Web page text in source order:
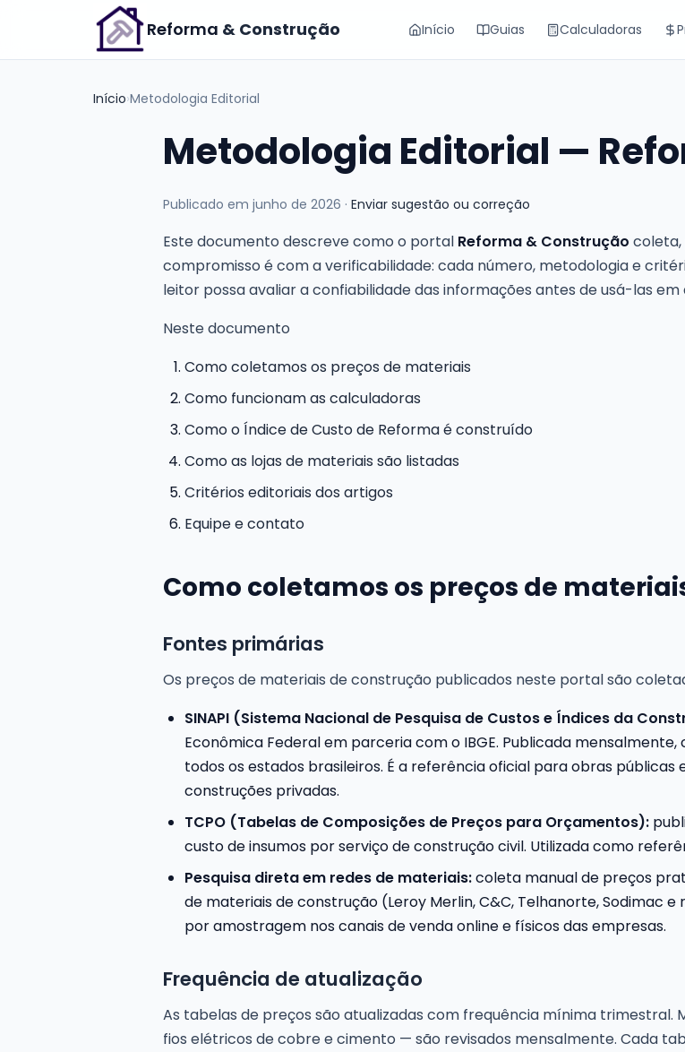
Reforma & Construção Início Guias Calculadoras
Início›Metodologia Editorial
Metodologia Editorial —
Publicado em junho de 2026 · Enviar sugestão ou correção
Este documento descreve como o portal Reforma & Construção coleta,
compromisso é com a verificabilidade: cada número, metodologia e
leitor possa avaliar a confiabilidade das informações antes de usá-las em
Neste documento
Como coletamos os preços de materiais
Como funcionam as calculadoras
Como o Índice de Custo de Reforma é construído
Como as lojas de materiais são listadas
Critérios editoriais dos artigos
Equipe e contato
Como coletamos os preços de
Fontes primárias
Os preços de materiais de construção publicados neste portal são
SINAPI (Sistema Nacional de Pesquisa de Custos e Índices da
Econômica Federal em parceria com o IBGE. Publicada
todos os estados brasileiros. É a referência oficial para obras
construções privadas.
TCPO (Tabelas de Composições de Preços para Orçamentos):
custo de insumos por serviço de construção civil. Utilizada como
Pesquisa direta em redes de materiais:coleta manual de preços
de materiais de construção (Leroy Merlin, C&C, Telhanorte, Sodimac
por amostragem nos canais de venda online e físicos das empresas.
Frequência de atualização
As tabelas de preços são atualizadas com frequência mínima
fios elétricos de cobre e cimento — são revisados mensalmente. Cada